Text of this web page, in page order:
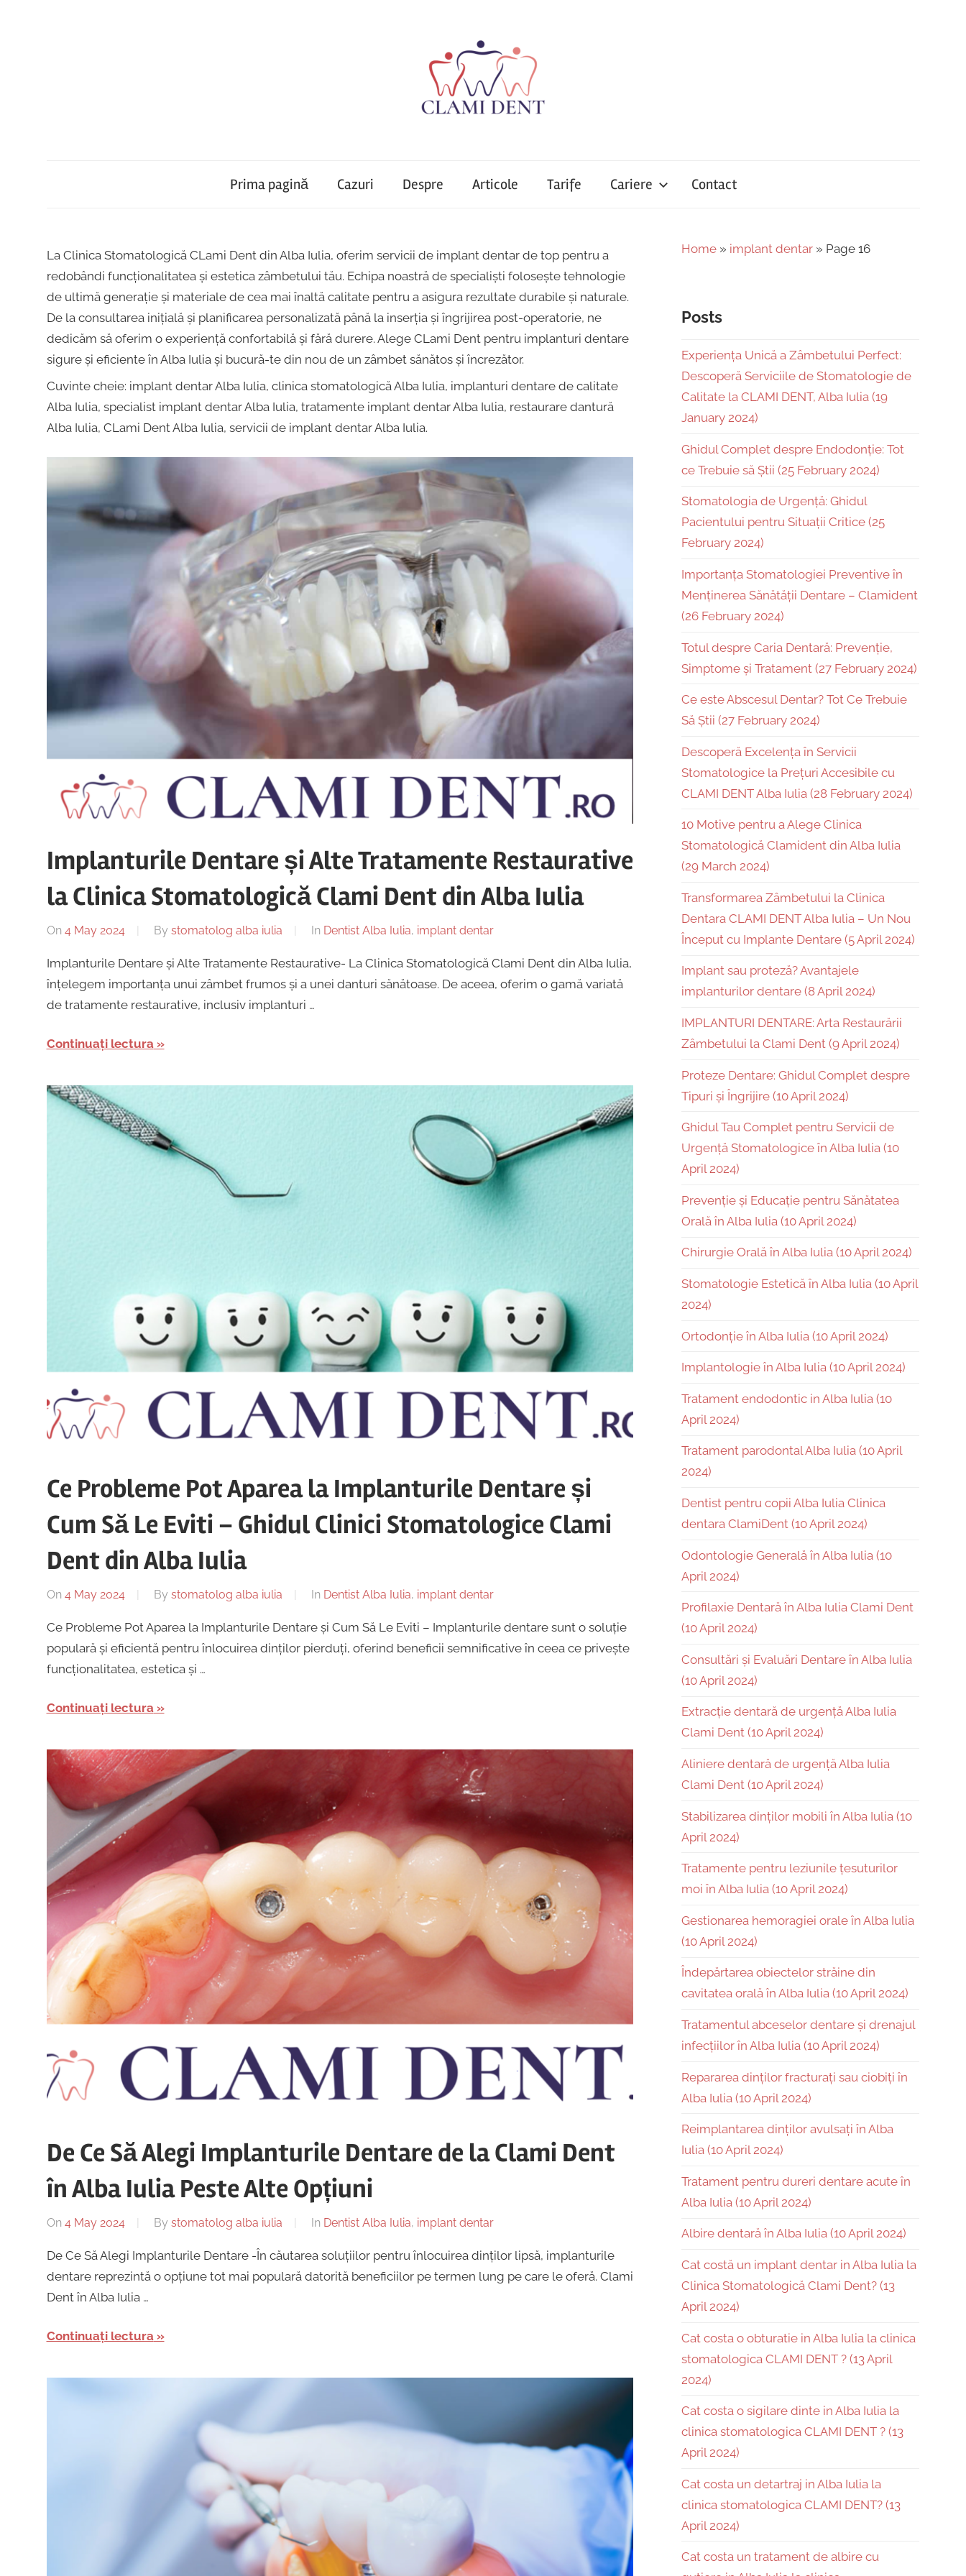
Clami
Dent
Alba
Iulia
|
Centru
Implantologie
Copii,
Dentist,
Strada
Ion
Alba
Iulia
România
Prima pagină Cazuri Despre Articole Tarife Cariere Contact
La Clinica Stomatologică CLami Dent din Alba Iulia, oferim servicii de implant dentar de top pentru a
redobândi funcționalitatea și estetica zâmbetului tău. Echipa noastră de specialiști folosește tehnologie
de ultimă generație și materiale de cea mai înaltă calitate pentru a asigura rezultate durabile și naturale.
De la consultarea inițială și planificarea personalizată până la inserția și îngrijirea post-operatorie, ne
dedicăm să oferim o experiență confortabilă și fără durere. Alege CLami Dent pentru implanturi dentare
sigure și eficiente în Alba Iulia și bucură-te din nou de un zâmbet sănătos și încrezător.
Cuvinte cheie: implant dentar Alba Iulia, clinica stomatologică Alba Iulia, implanturi dentare de calitate
Alba Iulia, specialist implant dentar Alba Iulia, tratamente implant dentar Alba Iulia, restaurare dantură
Alba Iulia, CLami Dent Alba Iulia, servicii de implant dentar Alba Iulia.
Implanturile Dentare și Alte Tratamente Restaurative
la Clinica Stomatologică Clami Dent din Alba Iulia
On 4 May 2024 By stomatolog alba iulia In Dentist Alba Iulia, implant dentar
Implanturile Dentare și Alte Tratamente Restaurative- La Clinica Stomatologică Clami Dent din Alba Iulia,
înțelegem importanța unui zâmbet frumos și a unei danturi sănătoase. De aceea, oferim o gamă variată
de tratamente restaurative, inclusiv implanturi …
Continuați lectura
Ce Probleme Pot Aparea la Implanturile Dentare și
Cum Să Le Eviti – Ghidul Clinici Stomatologice Clami
Dent din Alba Iulia
On 4 May 2024 By stomatolog alba iulia In Dentist Alba Iulia, implant dentar
Ce Probleme Pot Aparea la Implanturile Dentare și Cum Să Le Eviti – Implanturile dentare sunt o soluție
populară și eficientă pentru înlocuirea dinților pierduți, oferind beneficii semnificative în ceea ce privește
funcționalitatea, estetica și …
Continuați lectura
De Ce Să Alegi Implanturile Dentare de la Clami Dent
în Alba Iulia Peste Alte Opțiuni
On 4 May 2024 By stomatolog alba iulia In Dentist Alba Iulia, implant dentar
De Ce Să Alegi Implanturile Dentare -În căutarea soluțiilor pentru înlocuirea dinților lipsă, implanturile
dentare reprezintă o opțiune tot mai populară datorită beneficiilor pe termen lung pe care le oferă. Clami
Dent în Alba Iulia …
Continuați lectura
Home » implant dentar » Page 16
Posts
Experiența Unică a Zâmbetului Perfect:
Descoperă Serviciile de Stomatologie de
Calitate la CLAMI DENT, Alba Iulia (19
January 2024)
Ghidul Complet despre Endodonție: Tot
ce Trebuie să Știi (25 February 2024)
Stomatologia de Urgență: Ghidul
Pacientului pentru Situații Critice (25
February 2024)
Importanța Stomatologiei Preventive în
Menținerea Sănătății Dentare – Clamident
(26 February 2024)
Totul despre Caria Dentară: Prevenție,
Simptome și Tratament (27 February 2024)
Ce este Abscesul Dentar? Tot Ce Trebuie
Să Știi (27 February 2024)
Descoperă Excelența în Servicii
Stomatologice la Prețuri Accesibile cu
CLAMI DENT Alba Iulia (28 February 2024)
10 Motive pentru a Alege Clinica
Stomatologică Clamident din Alba Iulia
(29 March 2024)
Transformarea Zâmbetului la Clinica
Dentara CLAMI DENT Alba Iulia – Un Nou
Început cu Implante Dentare (5 April 2024)
Implant sau proteză? Avantajele
implanturilor dentare (8 April 2024)
IMPLANTURI DENTARE: Arta Restaurării
Zâmbetului la Clami Dent (9 April 2024)
Proteze Dentare: Ghidul Complet despre
Tipuri și Îngrijire (10 April 2024)
Ghidul Tau Complet pentru Servicii de
Urgență Stomatologice în Alba Iulia (10
April 2024)
Prevenție și Educație pentru Sănătatea
Orală în Alba Iulia (10 April 2024)
Chirurgie Orală în Alba Iulia (10 April 2024)
Stomatologie Estetică în Alba Iulia (10 April
2024)
Ortodonție în Alba Iulia (10 April 2024)
Implantologie în Alba Iulia (10 April 2024)
Tratament endodontic in Alba Iulia (10
April 2024)
Tratament parodontal Alba Iulia (10 April
2024)
Dentist pentru copii Alba Iulia Clinica
dentara ClamiDent (10 April 2024)
Odontologie Generală în Alba Iulia (10
April 2024)
Profilaxie Dentară în Alba Iulia Clami Dent
(10 April 2024)
Consultări și Evaluări Dentare în Alba Iulia
(10 April 2024)
Extracție dentară de urgență Alba Iulia
Clami Dent (10 April 2024)
Aliniere dentară de urgență Alba Iulia
Clami Dent (10 April 2024)
Stabilizarea dinților mobili în Alba Iulia (10
April 2024)
Tratamente pentru leziunile țesuturilor
moi în Alba Iulia (10 April 2024)
Gestionarea hemoragiei orale în Alba Iulia
(10 April 2024)
Îndepărtarea obiectelor străine din
cavitatea orală în Alba Iulia (10 April 2024)
Tratamentul abceselor dentare și drenajul
infecțiilor în Alba Iulia (10 April 2024)
Repararea dinților fracturați sau ciobiți în
Alba Iulia (10 April 2024)
Reimplantarea dinților avulsați în Alba
Iulia (10 April 2024)
Tratament pentru dureri dentare acute în
Alba Iulia (10 April 2024)
Albire dentară în Alba Iulia (10 April 2024)
Cat costă un implant dentar in Alba Iulia la
Clinica Stomatologică Clami Dent? (13
April 2024)
Cat costa o obturatie in Alba Iulia la clinica
stomatologica CLAMI DENT ? (13 April
2024)
Cat costa o sigilare dinte in Alba Iulia la
clinica stomatologica CLAMI DENT ? (13
April 2024)
Cat costa un detartraj in Alba Iulia la
clinica stomatologica CLAMI DENT? (13
April 2024)
Cat costa un tratament de albire cu